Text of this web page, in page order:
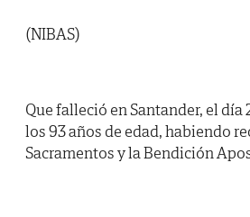
(NIBAS)
Que falleció en Santander, el día
los 93 años de edad, habiendo
Sacramentos y la Bendición